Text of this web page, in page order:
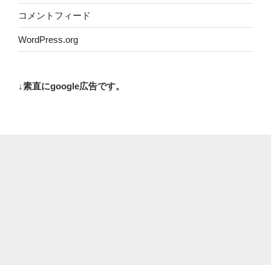
コメントフィード
WordPress.org
↓素直にgoogle広告です。